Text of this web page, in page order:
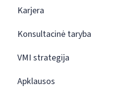
Karjera
Konsultacinė taryba
VMI strategija
Apklausos